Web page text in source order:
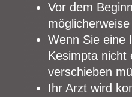
Vor dem
Wenn Sie eine
Kesimpta nicht
verschieben
Ihr Arzt wird